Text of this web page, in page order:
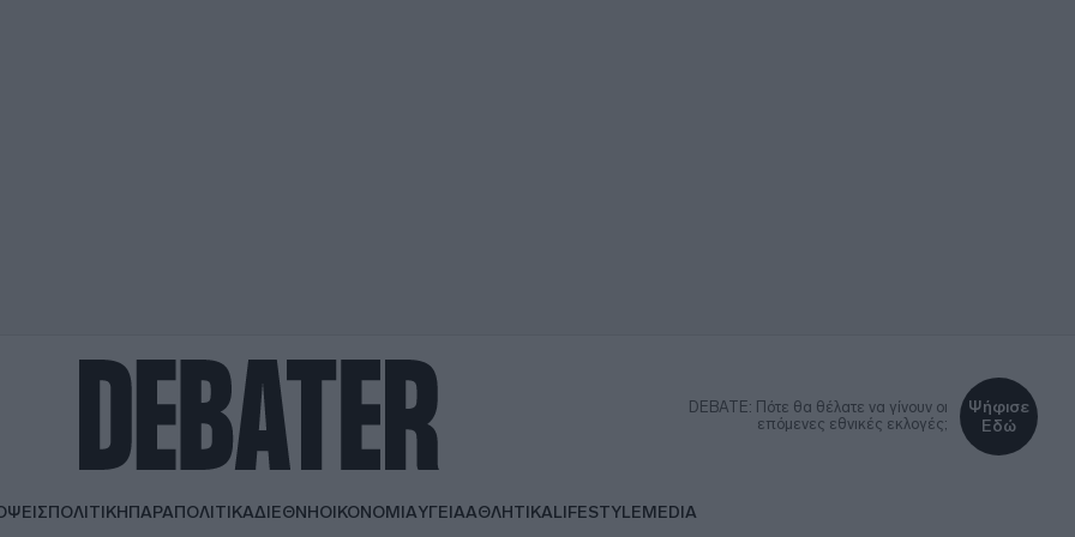
DEBATE: Πότε θα θέλατε να γίνουν οι
επόμενες εθνικές εκλογές;
Ψήφισε
Εδώ
ΠΟΛΙΤΙΚΗΠΑΡΑΠΟΛΙΤΙΚΑΔΙΕΘΝΗΟΙΚΟΝΟΜΙΑΥΓΕΙΑΑΘΛΗΤΙΚΑLIFESTYLEMEDIA